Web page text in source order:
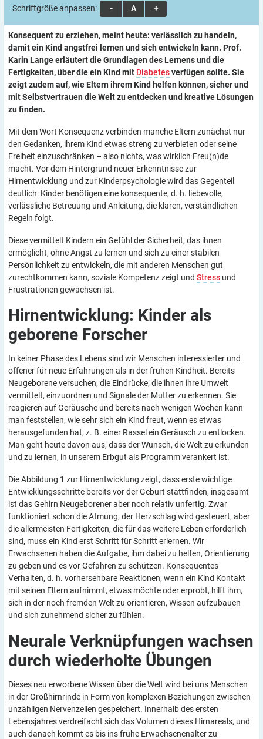
Schriftgröße anpassen:
A A A
Konsequent zu erziehen, meint heute: verlässlich zu handeln,
damit ein Kind angstfrei lernen und sich entwickeln kann. Prof.
Karin Lange erläutert die Grundlagen des Lernens und die
Fertigkeiten, über die ein Kind mit Diabetesverfügen sollte. Sie
zeigt zudem auf, wie Eltern ihrem Kind helfen können, sicher und
mit Selbstvertrauen die Welt zu entdecken und kreative Lösungen
zu finden.
Mit dem Wort Konsequenz verbinden manche Eltern zunächst nur
den Gedanken, ihrem Kind etwas streng zu verbieten oder seine
Freiheit einzuschränken – also nichts, was wirklich Freu(n)de
macht. Vor dem Hintergrund neuer Erkenntnisse zur
Hirnentwicklung und zur Kinderpsychologie wird das Gegenteil
deutlich: Kinder benötigen eine konsequente, d. h. liebevolle,
verlässliche Betreuung und Anleitung, die klaren, verständlichen
Regeln folgt.
Diese vermittelt Kindern ein Gefühl der Sicherheit, das ihnen
ermöglicht, ohne Angst zu lernen und sich zu einer stabilen
Persönlichkeit zu entwickeln, die mit anderen Menschen gut
zurechtkommen kann, soziale Kompetenz zeigt und Stress und
Frustrationen gewachsen ist.
Hirnentwicklung: Kinder als
geborene Forscher
In keiner Phase des Lebens sind wir Menschen interessierter und
offener für neue Erfahrungen als in der frühen Kindheit. Bereits
Neugeborene versuchen, die Eindrücke, die ihnen ihre Umwelt
vermittelt, einzuordnen und Signale der Mutter zu erkennen. Sie
reagieren auf Geräusche und bereits nach wenigen Wochen kann
man feststellen, wie sehr sich ein Kind freut, wenn es etwas
herausgefunden hat, z. B. einer Rassel ein Geräusch zu entlocken.
Man geht heute davon aus, dass der Wunsch, die Welt zu erkunden
und zu lernen, in unserem Erbgut als Programm verankert ist.
Die Abbildung 1 zur Hirnentwicklung zeigt, dass erste wichtige
Entwicklungsschritte bereits vor der Geburt stattfinden, insgesamt
ist das Gehirn Neugeborener aber noch relativ unfertig. Zwar
funktioniert schon die Atmung, der Herzschlag wird gesteuert, aber
die allermeisten Fertigkeiten, die für das weitere Leben erforderlich
sind, muss ein Kind erst Schritt für Schritt erlernen. Wir
Erwachsenen haben die Aufgabe, ihm dabei zu helfen, Orientierung
zu geben und es vor Gefahren zu schützen. Konsequentes
Verhalten, d. h. vorhersehbare Reaktionen, wenn ein Kind Kontakt
mit seinen Eltern aufnimmt, etwas möchte oder erprobt, hilft ihm,
sich in der noch fremden Welt zu orientieren, Wissen aufzubauen
und sich zunehmend sicher zu fühlen.
Neurale Verknüpfungen wachsen
durch wiederholte Übungen
Dieses neu erworbene Wissen über die Welt wird bei uns Menschen
in der Großhirnrinde in Form von komplexen Beziehungen zwischen
unzähligen Nervenzellen gespeichert. Innerhalb des ersten
Lebensjahres verdreifacht sich das Volumen dieses Hirnareals, und
auch danach kommt es bis ins frühe Erwachsenenalter zu